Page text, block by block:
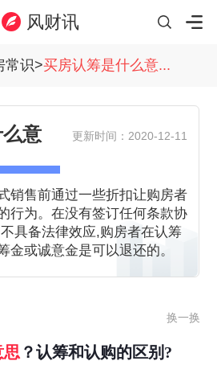
风财讯
常识>买房认筹是什么意...
意
更新时间：2020-12-11
销售前通过一些折扣让购房者
行为。在没有签订任何条款协
具备法律效应,购房者在认筹
金或诚意金是可以退还的。
换一换
思？认筹和认购的区别?